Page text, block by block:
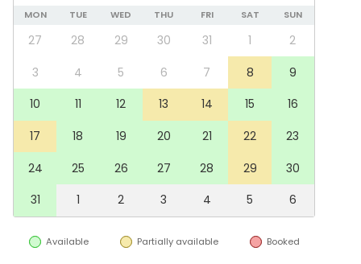
MON TUE WED THU FRI SAT SUN
27 28 29 30 31 1
2
3
4 5 6 7 8
9
10
11 12 13 14 15
16
17
18 19 20 21 22
23
24
25 26 27 28 29
30
31
1 2 3 4 5 6
Available Partially available Booked